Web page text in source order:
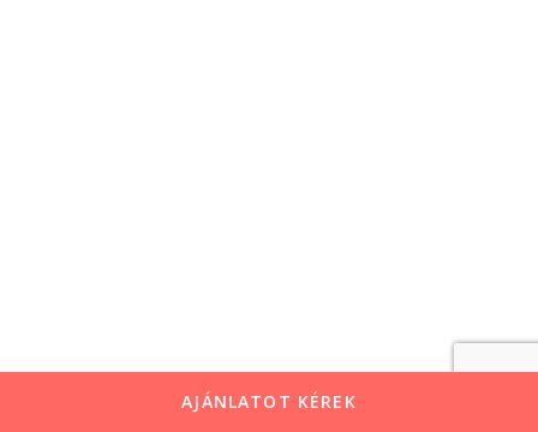
AJÁNLATOT KÉREK